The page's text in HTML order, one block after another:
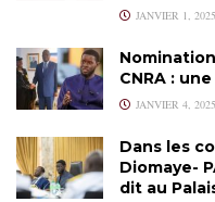
JANVIER 1, 2025
CNRA :
JANVIER 4, 2025
Dans les
Diomaye-
dit au